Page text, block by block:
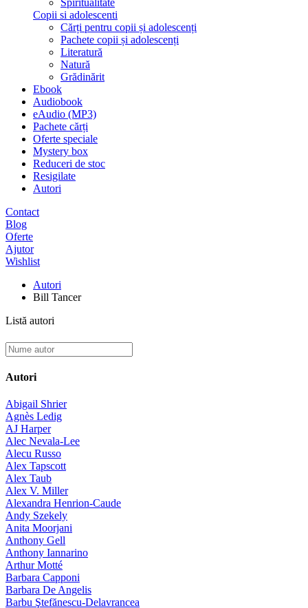
Spiritualitate
Copii si adolescenti
Cărți pentru copii și adolescenți
Pachete copii și adolescenți
Literatură
Natură
Grădinărit
Ebook
Audiobook
eAudio (MP3)
Pachete cărți
Oferte speciale
Mystery box
Reduceri de stoc
Resigilate
Autori
Contact
Blog
Oferte
Ajutor
Wishlist
Autori
Bill Tancer
Listă autori
Autori
Abigail Shrier
Agnès Ledig
AJ Harper
Alec Nevala-Lee
Alecu Russo
Alex Tapscott
Alex Taub
Alex V. Miller
Alexandra Henrion-Caude
Andy Szekely
Anita Moorjani
Anthony Gell
Anthony Iannarino
Arthur Motté
Barbara Capponi
Barbara De Angelis
Barbu Ştefănescu-Delavrancea